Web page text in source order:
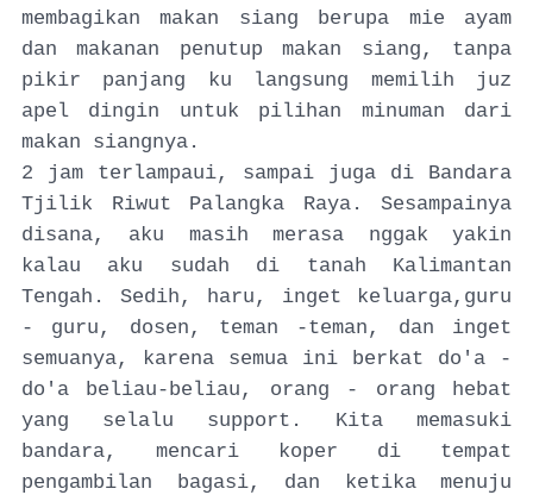
membagikan makan siang berupa mie ayam
dan makanan penutup makan siang, tanpa
pikir panjang ku langsung memilih juz
apel dingin untuk pilihan minuman dari
makan siangnya.
2 jam terlampaui, sampai juga di Bandara
Tjilik Riwut Palangka Raya. Sesampainya
disana, aku masih merasa nggak yakin
kalau aku sudah di tanah Kalimantan
Tengah. Sedih, haru, inget keluarga,guru
- guru, dosen, teman -teman, dan inget
semuanya, karena semua ini berkat do'a -
do'a beliau-beliau, orang - orang hebat
yang selalu support. Kita memasuki
bandara, mencari koper di tempat
pengambilan bagasi, dan ketika menuju